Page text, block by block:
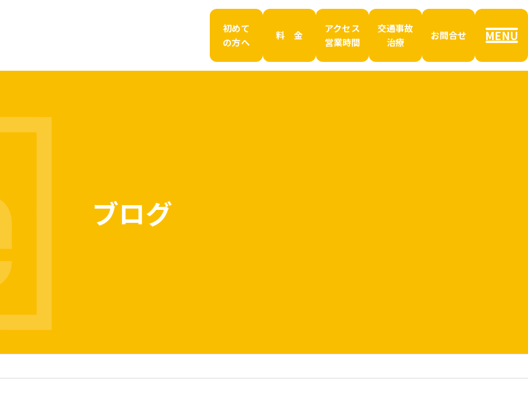
初めて
の方へ
料 金
アクセス
営業時間
交通事故
治療
お問合せ MENU
ブログ